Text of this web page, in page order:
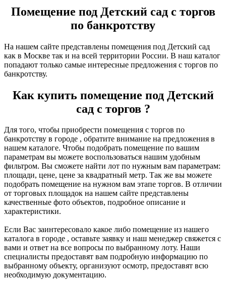
Помещение под Детский сад с торгов
по банкротству
На нашем сайте представлены помещения под Детский сад
как в Москве так и на всей территории России. В наш каталог
попадают только самые интересные предложения с торгов по
банкротству.
Как купить помещение под Детский
сад с торгов ?
Для того, чтобы приобрести помещения с торгов по
банкротству в городе , обратите внимание на предложения в
нашем каталоге. Чтобы подобрать помещение по вашим
параметрам вы можете воспользоваться нашим удобным
фильтром. Вы сможете найти лот по нужным вам параметрам:
площади, цене, цене за квадратный метр. Так же вы можете
подобрать помещение на нужном вам этапе торгов. В отличии
от торговых площадок на нашем сайте представлены
качественные фото объектов, подробное описание и
характеристики.
Если Вас заинтересовало какое либо помещение из нашего
каталога в городе , оставьте заявку и наш менеджер свяжется с
вами и ответ на все вопросы по выбранному лоту. Наши
специалисты предоставят вам подробную информацию по
выбранному объекту, организуют осмотр, предоставят всю
необходимую документацию.